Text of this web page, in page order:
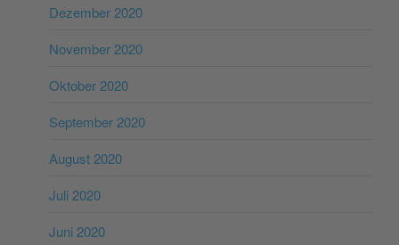
Dezember 2020
November 2020
Oktober 2020
September 2020
August 2020
Juli 2020
Juni 2020